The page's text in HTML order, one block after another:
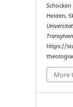
Heiden,
https://
More